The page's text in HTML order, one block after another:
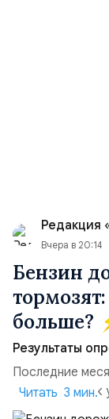
Редакция
Вчера в 20:14
Бензин
больше?
Результаты
Последние
адаптируется
стороны,
Читать 3 мин.